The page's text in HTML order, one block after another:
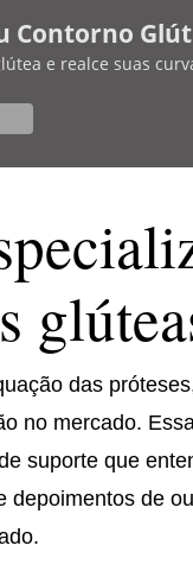
Contorno
e realce suas
das
no mercado.
suporte que
depoimentos de